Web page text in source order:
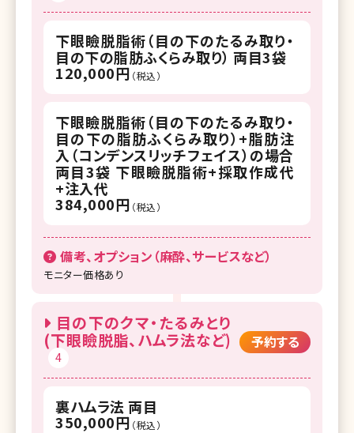
下眼瞼脱脂術（目の下のたるみ取り・
目の下の脂肪ふくらみ取り） 両目3袋
120,000円 （税込）
下眼瞼脱脂術（目の下のたるみ取り・
目の下の脂肪ふくらみ取り）+脂肪注
入（コンデンスリッチフェイス）の場合
両目3袋 下眼瞼脱脂術+採取作成代
+注入代
384,000円 （税込）
備考、オプション（麻酔、サービスなど）
モニター価格あり
目の下のクマ・たるみとり
(下眼瞼脱脂、ハムラ法など)
4
予約する
裏ハムラ法 両目
350,000円 （税込）